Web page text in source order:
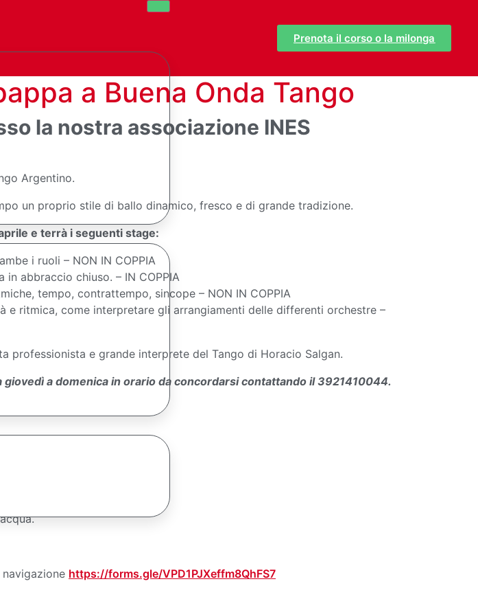
Prenota il corso o la milonga
a Buena Onda Tango
la nostra associazione INES
Argentino.
un proprio stile di ballo dinamico, fresco e di grande tradizione.
e terrà i seguenti stage:
i ruoli – NON IN COPPIA
in abbraccio chiuso. – IN COPPIA
tempo, contrattempo, sincope – NON IN COPPIA
e ritmica, come interpretare gli arrangiamenti delle differenti orchestre –
professionista e grande interprete del Tango di Horacio Salgan.
a domenica in orario da concordarsi contattando il 3921410044.
https://forms.gle/VPD1PJXeffm8QhFS7